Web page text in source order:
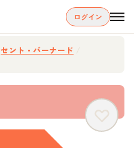
ログイン
セント・バーナード